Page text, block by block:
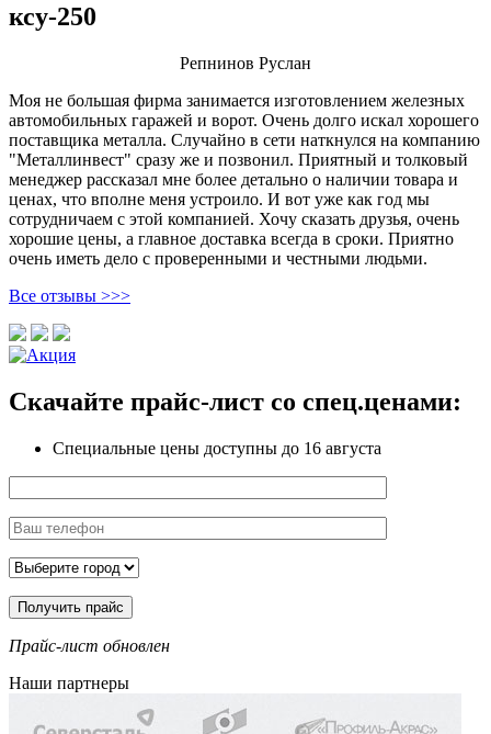
ксу-250
Репнинов Руслан
Моя не большая фирма занимается изготовлением железных
автомобильных гаражей и ворот. Очень долго искал хорошего
поставщика металла. Случайно в сети наткнулся на компанию
"Металлинвест" сразу же и позвонил. Приятный и толковый
менеджер рассказал мне более детально о наличии товара и
ценах, что вполне меня устроило. И вот уже как год мы
сотрудничаем с этой компанией. Хочу сказать друзья, очень
хорошие цены, а главное доставка всегда в сроки. Приятно
очень иметь дело с проверенными и честными людьми.
Все отзывы >>>
Скачайте прайс-лист со спец.ценами:
Специальные цены доступны до 16 августа
Прайс-лист обновлен
Наши партнеры